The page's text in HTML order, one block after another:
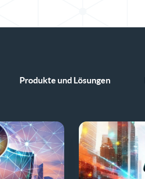
Produkte und Lösungen